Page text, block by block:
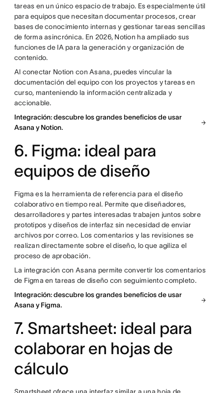
tareas en un único espacio de trabajo. Es especialmente útil
para equipos que necesitan documentar procesos, crear
bases de conocimiento internas y gestionar tareas sencillas
de forma asincrónica. En 2026, Notion ha ampliado sus
funciones de IA para la generación y organización de
contenido.
Al conectar Notion con Asana, puedes vincular la
documentación del equipo con los proyectos y tareas en
curso, manteniendo la información centralizada y
accionable.
Integración: descubre los grandes beneficios de usar
Asana y Notion.
6. Figma: ideal para
equipos de diseño
Figma es la herramienta de referencia para el diseño
colaborativo en tiempo real. Permite que diseñadores,
desarrolladores y partes interesadas trabajen juntos sobre
prototipos y diseños de interfaz sin necesidad de enviar
archivos por correo. Los comentarios y las revisiones se
realizan directamente sobre el diseño, lo que agiliza el
proceso de aprobación.
La integración con Asana permite convertir los comentarios
de Figma en tareas de diseño con seguimiento completo.
Integración: descubre los grandes beneficios de usar
Asana y Figma.
7. Smartsheet: ideal para
colaborar en hojas de
cálculo